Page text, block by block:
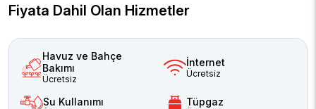
Fiyata Dahil Olan Hizmetler
Havuz ve Bahçe
Bakımı
Ücretsiz
İnternet
Ücretsiz
Su Kullanımı Tüpgaz